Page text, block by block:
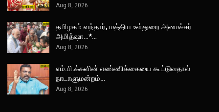
Aug 8, 2026
தமிழகம் வந்தார், மத்திய உள்துறை அமைச்சர்
அமித்ஷா…*…
Aug 8, 2026
எம்.பி.க்களின் எண்ணிக்கையை கூட்டுவதால்
நாடாளுமன்றம்…
Aug 8, 2026